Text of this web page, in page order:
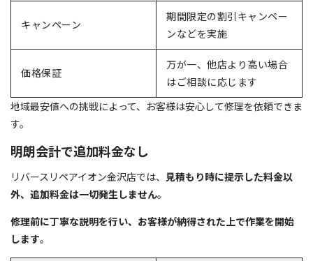
キャンペーン
期間限定の割引キャンペー
ンなどを実施
価格保証
万が一、他店より高い場合
はご相談に応じます
地域最安値への挑戦によって、お客様は安心して修理を依頼できま
す。
明朗会計で追加料金なし
リバースリペアイオン金沢店では、 見積もり時に提示した料金以
外、追加料金は一切発生しません。
修理前に丁寧な説明を行い、お客様が納得された上で作業を開始
します。